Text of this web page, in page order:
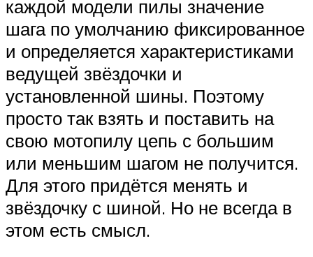
каждой модели пилы значение
шага по умолчанию фиксированное
и определяется характеристиками
ведущей звёздочки и
установленной шины. Поэтому
просто так взять и поставить на
свою мотопилу цепь с большим
или меньшим шагом не получится.
Для этого придётся менять и
звёздочку с шиной. Но не всегда в
этом есть смысл.